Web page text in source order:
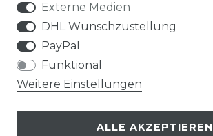
Externe Medien
DHL Wunschzustellung
PayPal
Funktional
Weitere Einstellungen
ALLE AKZEPTIEREN